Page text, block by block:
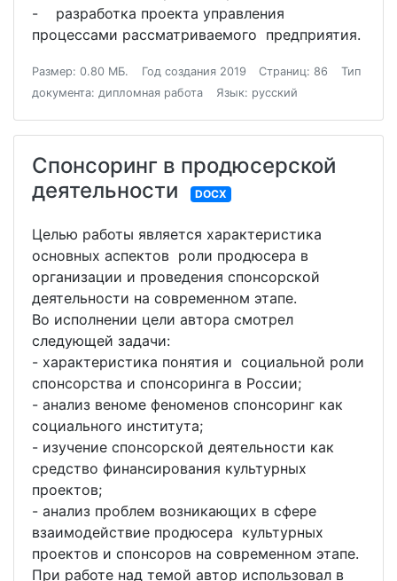
- разработка проекта управления
процессами рассматриваемого предприятия.
Размер: 0.80 МБ. Год создания 2019 Страниц: 86
Тип
документа: дипломная работа
Язык: русский
Спонсоринг в продюсерской
деятельности
DOCX
Целью работы является характеристика
основных аспектов роли продюсера в
организации и проведения спонсорской
деятельности на современном этапе.
Во исполнении цели автора смотрел
следующей задачи:
- характеристика понятия и социальной роли
спонсорства и спонсоринга в России;
- анализ веноме феноменов спонсоринг как
социального института;
- изучение спонсорской деятельности как
средство финансирования культурных
проектов;
- анализ проблем возникающих в сфере
взаимодействие продюсера культурных
проектов и спонсоров на современном этапе.
При работе над темой автор использовал в